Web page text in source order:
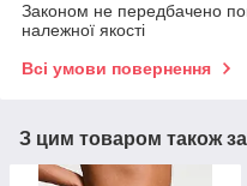
Законом не передбачено
належної якості
Всі умови повернення
З цим товаром також